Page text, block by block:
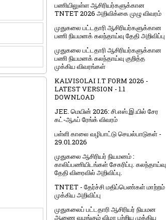
பணியிலுள்ள ஆசிரியர்களுக்கான
TNTET 2026 அறிவிக்கை முழு விவரம்
முதுகலை பட்டதாரி ஆசிரியர்களுக்கான
பணி நியமனக் கலந்தாய்வு தேதி அறிவிப்பு
முதுகலை பட்டதாரி ஆசிரியர்களுக்கான
பணி நியமனக் கலந்தாய்வு குறித்த
முக்கிய விவரங்கள்
KALVISOLAI I.T FORM 2026 -
LATEST VERSION - 1.1
DOWNLOAD
JEE. மெயின் 2026: சி.எஸ்.இ.யில் சேர
கட்-ஆஃப் ரேங்க் விவரம்
பள்ளி காலை வழிபாட்டு செயல்பாடுகள் -
29.01.2026
முதுகலை ஆசிரியர் நியமனம் :
காலிப்பணியிடங்கள் சேகரிப்பு. கலந்தாய்வு
தேதி விரைவில் அறிவிப்பு.
TNTET - தேர்ச்சி மதிப்பெண்கள் மாற்றம்
முக்கிய அறிவிப்பு
முதுகலைப் பட்டதாரி ஆசிரியர் நியமன
ஆணை வழங்கும் விழா பற்றிய முக்கிய